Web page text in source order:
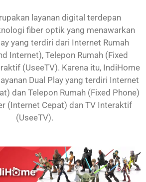
layanan digital terdepan
fiber optik yang menawarkan
yang terdiri dari Internet Rumah
Internet), Telepon Rumah (Fixed
(UseeTV). Karena itu, IndiHome
Dual Play yang terdiri Internet
dan Telepon Rumah (Fixed Phone)
(Internet Cepat) dan TV Interaktif
(UseeTV).